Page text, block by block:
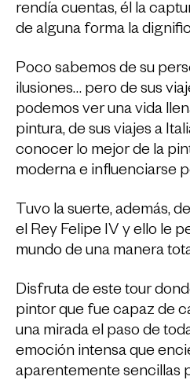
rendía cuentas, él la
de alguna forma la
Poco sabemos de su
ilusiones… pero de sus
podemos ver una vida
pintura, de sus viajes a
conocer lo mejor de la
moderna e influenciarse
Tuvo la suerte, además,
el Rey Felipe IV y ello le
mundo de una manera
Disfruta de este tour
pintor que fue capaz de
una mirada el paso de
emoción intensa que
aparentemente sencillas